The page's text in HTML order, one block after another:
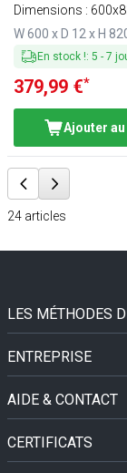
Dimensions :
W 600 x D 12 x H
En stock !: 5 - 7
379,99 €*
Ajouter
24 articles
LES MÉTHODES
ENTREPRISE
AIDE & CONTACT
CERTIFICATS